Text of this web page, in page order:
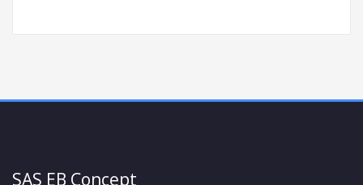
SAS EB Concept